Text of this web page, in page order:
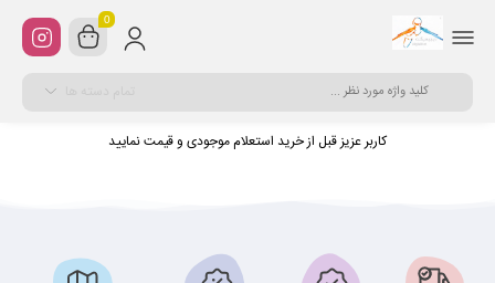
0
کاربر عزیز قبل از خرید استعلام موجودی و قیمت نمایید